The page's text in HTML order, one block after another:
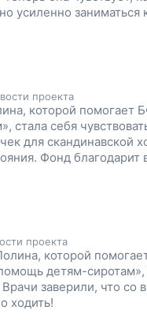
усиленно заниматься
проекта
которой помогает
стала себя
для скандинавской
Фонд благодарит
проекта
которой
детям-сиротам»,
заверили, что
ходить!